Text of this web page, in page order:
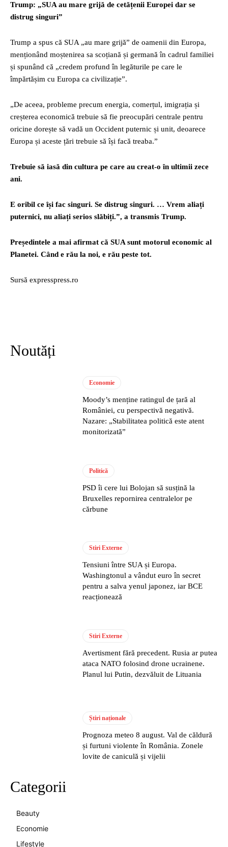
Trump: „SUA au mare grijă de cetățenii Europei dar se
distrug singuri”
Trump a spus că SUA „au mare grijă” de oamenii din Europa,
menționând moștenirea sa scoțiană și germană în cadrul familiei
și spunând că „credem profund în legăturile pe care le
împărtășim cu Europa ca civilizație”.
„De aceea, probleme precum energia, comerțul, imigrația și
creșterea economică trebuie să fie preocupări centrale pentru
oricine dorește să vadă un Occident puternic și unit, deoarece
Europa și aceste țări trebuie să își facă treaba.”
Trebuie să iasă din cultura pe care au creat-o în ultimii zece
ani.
E oribil ce își fac singuri. Se distrug singuri. … Vrem aliați
puternici, nu aliați serios slăbiți.”, a transmis Trump.
Președintele a mai afirmat că SUA sunt motorul economic al
Planetei. Când e rău la noi, e rău peste tot.
Sursă expresspress.ro
Noutăți
Economie
Moody’s menține ratingul de țară al
României, cu perspectivă negativă.
Nazare: „Stabilitatea politică este atent
monitorizată”
Politică
PSD îi cere lui Bolojan să susțină la
Bruxelles repornirea centralelor pe
cărbune
Stiri Externe
Tensiuni între SUA și Europa.
Washingtonul a vândut euro în secret
pentru a salva yenul japonez, iar BCE
reacționează
Stiri Externe
Avertisment fără precedent. Rusia ar putea
ataca NATO folosind drone ucrainene.
Planul lui Putin, dezvăluit de Lituania
Știri naționale
Prognoza meteo 8 august. Val de căldură
și furtuni violente în România. Zonele
lovite de caniculă și vijelii
Categorii
Beauty
Economie
Lifestyle